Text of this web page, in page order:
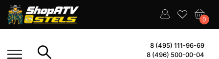
0
8 (495) 111-96-69
8 (496) 500-00-04